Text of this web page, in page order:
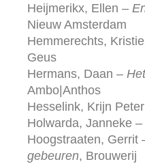
Heijmerikx, Ellen –
Nieuw Amsterdam
Hemmerechts,
Geus
Hermans, Daan –
Ambo|Anthos
Hesselink, Krijn
Holwarda, Janneke –
Hoogstraaten, Gerrit
gebeuren, Brouwerij